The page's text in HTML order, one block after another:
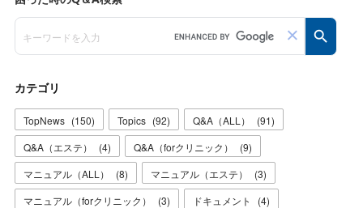
カテゴリ
TopNews (150) Topics (92) Q&A（ALL） (91)
Q&A（エステ）
(4) Q&A（forクリニック） (9)
マニュアル（ALL）
(8) マニュアル（エステ） (3)
マニュアル（forクリニック）
(3) ドキュメント (4)